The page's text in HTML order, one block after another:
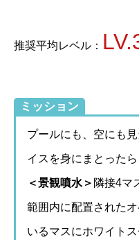
推奨平均レベル：
ミッション
プールにも、空にも
イスを身にまとった
＜景観噴水＞ 隣接4マ
範囲内に配置された
いるマスにホワイト